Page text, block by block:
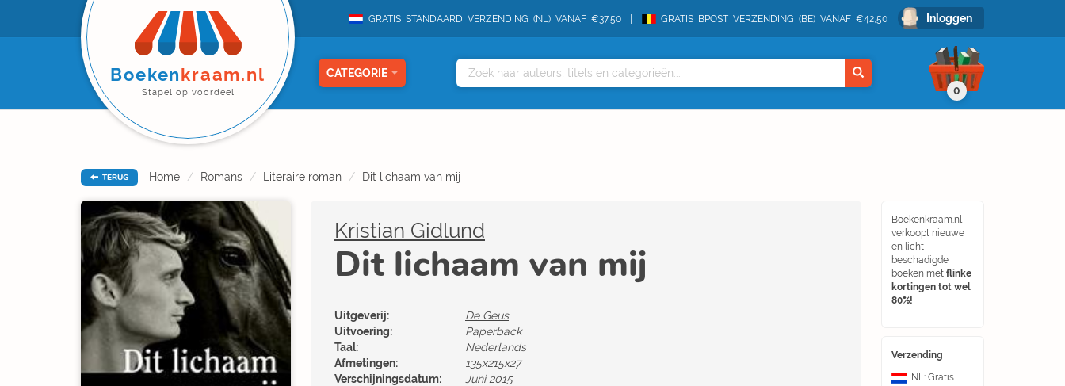
GRATIS STANDAARD VERZENDING (NL) VANAF €37,50 GRATIS BPOST VERZENDING (BE) VANAF €42,50 Inloggen
Boekenkraam.nl
Stapel op voordeel
CATEGORIE
0
TERUG Home Romans Literaire roman Dit lichaam van mij
Boekenkraam.nl
verkoopt nieuwe
en licht
beschadigde
boeken met flinke
kortingen tot wel
80%!
Verzending
NL: Gratis
Kristian Gidlund
Dit lichaam van mij
Uitgeverij:
De Geus
Uitvoering:
Paperback
Taal:
Nederlands
Afmetingen:
135x215x27
Verschijningsdatum:
Juni 2015